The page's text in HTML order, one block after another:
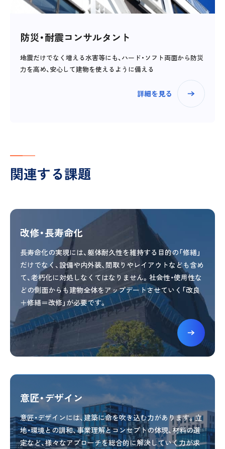
防災・耐震コンサルタント
地震だけでなく増える水害等にも、ハード・ソフト両面から防災
力を高め、安心して建物を使えるように備える
詳細を見る
関連する課題
改修・長寿命化
長寿命化の実現には、躯体耐久性を維持する目的の「修繕」
だけでなく、設備や内外装、間取りやレイアウトなども含め
て、老朽化に対処しなくてはなりません。社会性・使用性な
どの側面からも建物全体をアップデートさせていく「改良
＋修繕＝改修」が必要です。
意匠・デザイン
意匠・デザインには、建築に命を吹き込む力があります。立
地・環境との調和、事業理解とコンセプトの体現、材料の選
定など、様々なアプローチを総合的に解決していく力が求